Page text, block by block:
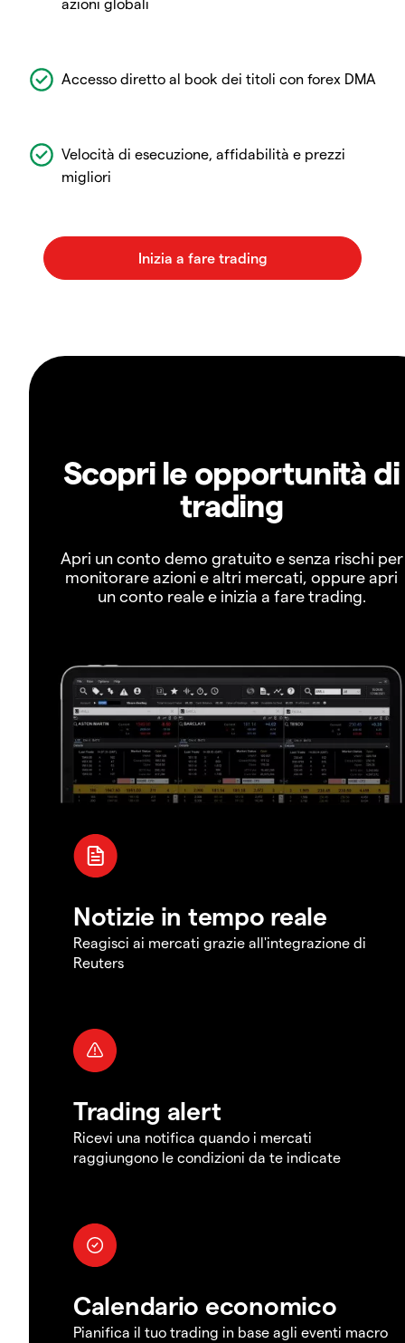
azioni globali
Accesso diretto al book dei titoli con forex DMA
Velocità di esecuzione, affidabilità e prezzi
migliori
Scopri le opportunità di
trading
Apri un conto demo gratuito e senza rischi per
monitorare azioni e altri mercati, oppure apri
un conto reale e inizia a fare trading.
Notizie in tempo reale
Reagisci ai mercati grazie all'integrazione di
Reuters
Trading alert
Ricevi una notifica quando i mercati
raggiungono le condizioni da te indicate
Calendario economico
Pianifica il tuo trading in base agli eventi macro